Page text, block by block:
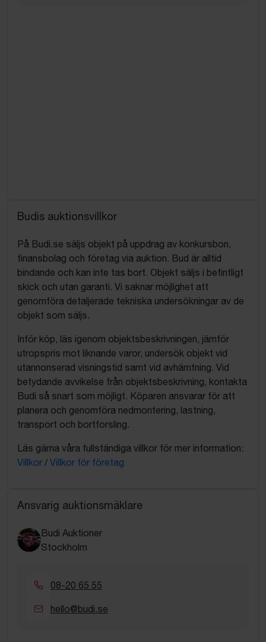
Budis auktionsvillkor
På Budi.se säljs objekt på uppdrag av konkursbon,
finansbolag och företag via auktion. Bud är alltid
bindande och kan inte tas bort. Objekt säljs i befintligt
skick och utan garanti. Vi saknar möjlighet att
genomföra detaljerade tekniska undersökningar av de
objekt som säljs.
Inför köp, läs igenom objektsbeskrivningen, jämför
utropspris mot liknande varor, undersök objekt vid
utannonserad visningstid samt vid avhämtning. Vid
betydande avvikelse från objektsbeskrivning, kontakta
Budi så snart som möjligt. Köparen ansvarar för att
planera och genomföra nedmontering, lastning,
transport och bortforsling.
Läs gärna våra fullständiga villkor för mer information:
Villkor / Villkor för företag
Ansvarig auktionsmäklare
Budi Auktioner
Stockholm
08-20 65 55
hello@budi.se